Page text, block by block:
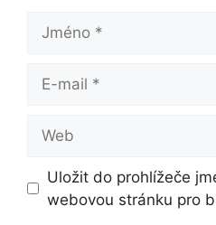
Jméno
mail
Uložit do prohlížeče
webovou stránku pro